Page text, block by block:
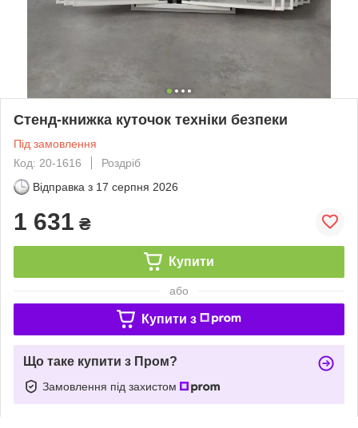
Стенд-книжка куточок техніки безпеки
Під замовлення
Код: 20-1616
Роздріб
Відправка з 17 серпня 2026
1 631 ₴
Купити
або
Купити з
Що таке купити з Пром?
Замовлення під захистом